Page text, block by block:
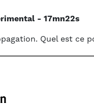
17mn22s
Quel est ce